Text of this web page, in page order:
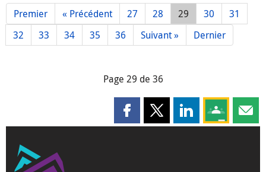
Premier « Précédent 27 28 29 30
31
32
33 34 35 36 Suivant » Dernier
Page 29 de 36
Partager cette page sur
Partager cette page sur X
Partager cette
Partagez